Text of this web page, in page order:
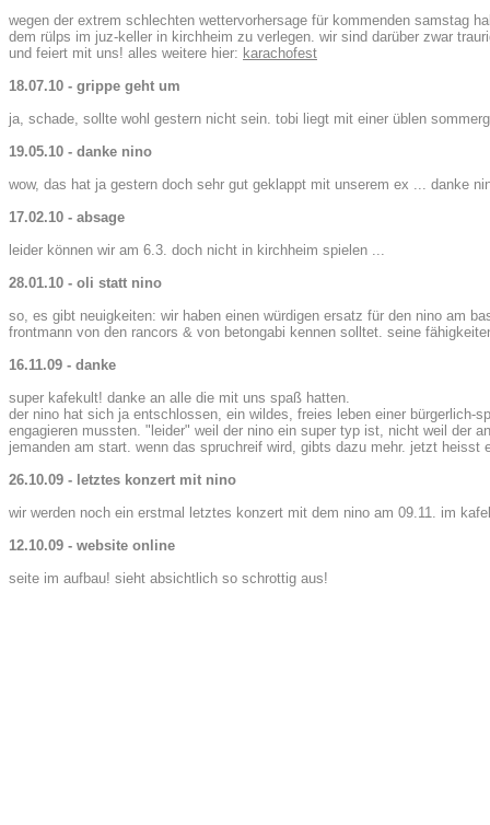
wegen der extrem schlechten wettervorhersage für kommenden samstag
dem rülps im juz-keller in kirchheim zu verlegen. wir sind darüber zwar
und feiert mit uns! alles weitere hier: karachofest
18.07.10 - grippe geht um
ja, schade, sollte wohl gestern nicht sein. tobi liegt mit einer üblen
19.05.10 - danke nino
wow, das hat ja gestern doch sehr gut geklappt mit unserem ex ... danke
17.02.10 - absage
leider können wir am 6.3. doch nicht in kirchheim spielen ...
28.01.10 - oli statt nino
so, es gibt neuigkeiten: wir haben einen würdigen ersatz für den nino am
frontmann von den rancors & von betongabi kennen solltet. seine
16.11.09 - danke
super kafekult! danke an alle die mit uns spaß hatten.
der nino hat sich ja entschlossen, ein wildes, freies leben einer bürgerlich-
engagieren mussten. "leider" weil der nino ein super typ ist, nicht weil der
jemanden am start. wenn das spruchreif wird, gibts dazu mehr. jetzt
26.10.09 - letztes konzert mit nino
wir werden noch ein erstmal letztes konzert mit dem nino am 09.11. im
12.10.09 - website online
seite im aufbau! sieht absichtlich so schrottig aus!